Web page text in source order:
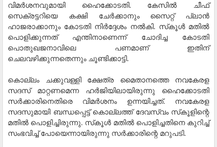
വിമര്‍ശനവുമായി ഹൈക്കോടതി. കേസില്‍ ചീഫ്
സെക്രട്ടറിയെ കക്ഷി ചേര്‍ക്കാനും സൈറ്റ് പ്ലാന്‍
ഹാജരാക്കാനും കോടതി നിര്‍ദ്ദേശം നല്‍കി. സ്‌കൂള്‍ മതില്‍
പൊളിക്കുന്നത് എന്തിനാണെന്ന് ചോദിച്ച കോടതി
പൊതുഖജനാവിലെ പണമാണ് ഇതിന്
ചെലവഴിക്കുന്നതെന്നും ചൂണ്ടിക്കാട്ടി.
കൊല്ലം ചക്കുവള്ളി ക്ഷേത്ര മൈതാനത്തെ നവകേരള
സദസ് മാറ്റണമെന്ന ഹര്‍ജിയിലായിരുന്നു ഹൈക്കോടതി
സര്‍ക്കാരിനെതിരെ വിമര്‍ശനം ഉന്നയിച്ചത്. നവകേരള
സദസുമായി ബന്ധപ്പെട്ട് കൊല്ലത്ത് ദേവസ്വം സ്‌കൂളിന്റെ
മതില്‍ പൊളിച്ചിരുന്നു. സ്‌കൂള്‍ മതില്‍ പൊളിച്ചതിനെ കുറിച്ച്
സംഭവിച്ച് പോയെന്നായിരുന്നു സര്‍ക്കാരിന്റെ മറുപടി.